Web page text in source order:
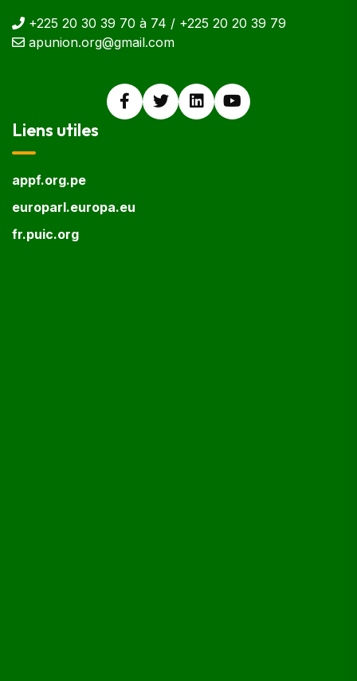
+225 20 30 39 70 à 74 / +225 20 20 39 79
apunion.org@gmail.com
Liens utiles
appf.org.pe
europarl.europa.eu
fr.puic.org